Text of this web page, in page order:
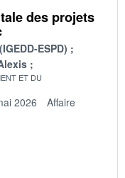
des projets
ESPD)
ET DU
2026
Affaire